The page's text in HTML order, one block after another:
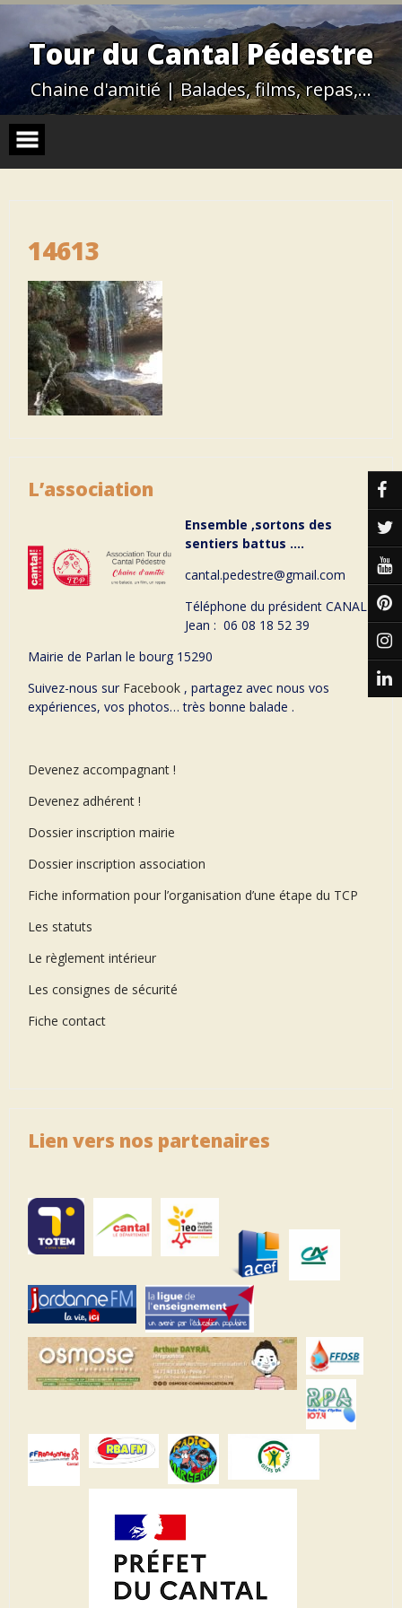
Skip
contentTour du Cantal Pédestre
Chaine d'amitié | Balades, films, repas,…
14613
L’association
Ensemble ,sortons des
sentiers battus ….
cantal.pedestre@gmail.com
Téléphone du président CANAL
Jean : 06 08 18 52 39
Mairie de Parlan le bourg 15290
Suivez-nous sur Facebook , partagez avec nous vos
expériences, vos photos… très bonne balade .
Devenez accompagnant !
Devenez adhérent !
Dossier inscription mairie
Dossier inscription association
Fiche information pour l’organisation d’une étape du TCP
Les statuts
Le règlement intérieur
Les consignes de sécurité
Fiche contact
Lien vers nos partenaires